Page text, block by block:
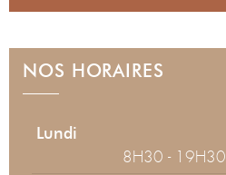
NOS HORAIRES
Lundi
8H30 - 19H30